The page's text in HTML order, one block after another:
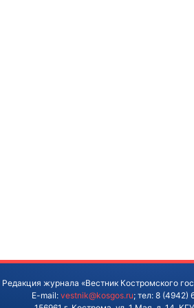
журнала «Вестник Костромского
E-mail: vestnik@kosgos.ru; тел: 8